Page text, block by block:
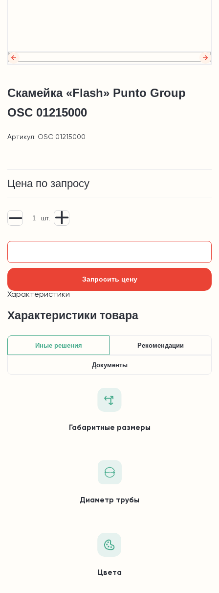
Скамейка «Flash» Punto Group
OSC 01215000
Артикул: OSC 01215000
Цена по запросу
шт.
Запросить цену
Характеристики
Характеристики товара
Иные решения Рекомендации
Документы
Габаритные размеры
Диаметр трубы
Цвета